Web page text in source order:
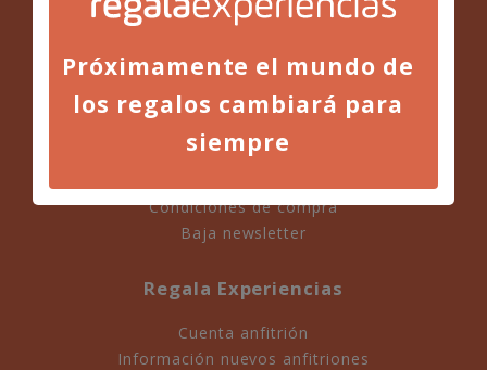
Política de Privacidad
Condiciones de compra
Baja newsletter
Regala Experiencias
Cuenta anfitrión
Información nuevos anfitriones
Próximamente el mundo de
los regalos cambiará para
siempre